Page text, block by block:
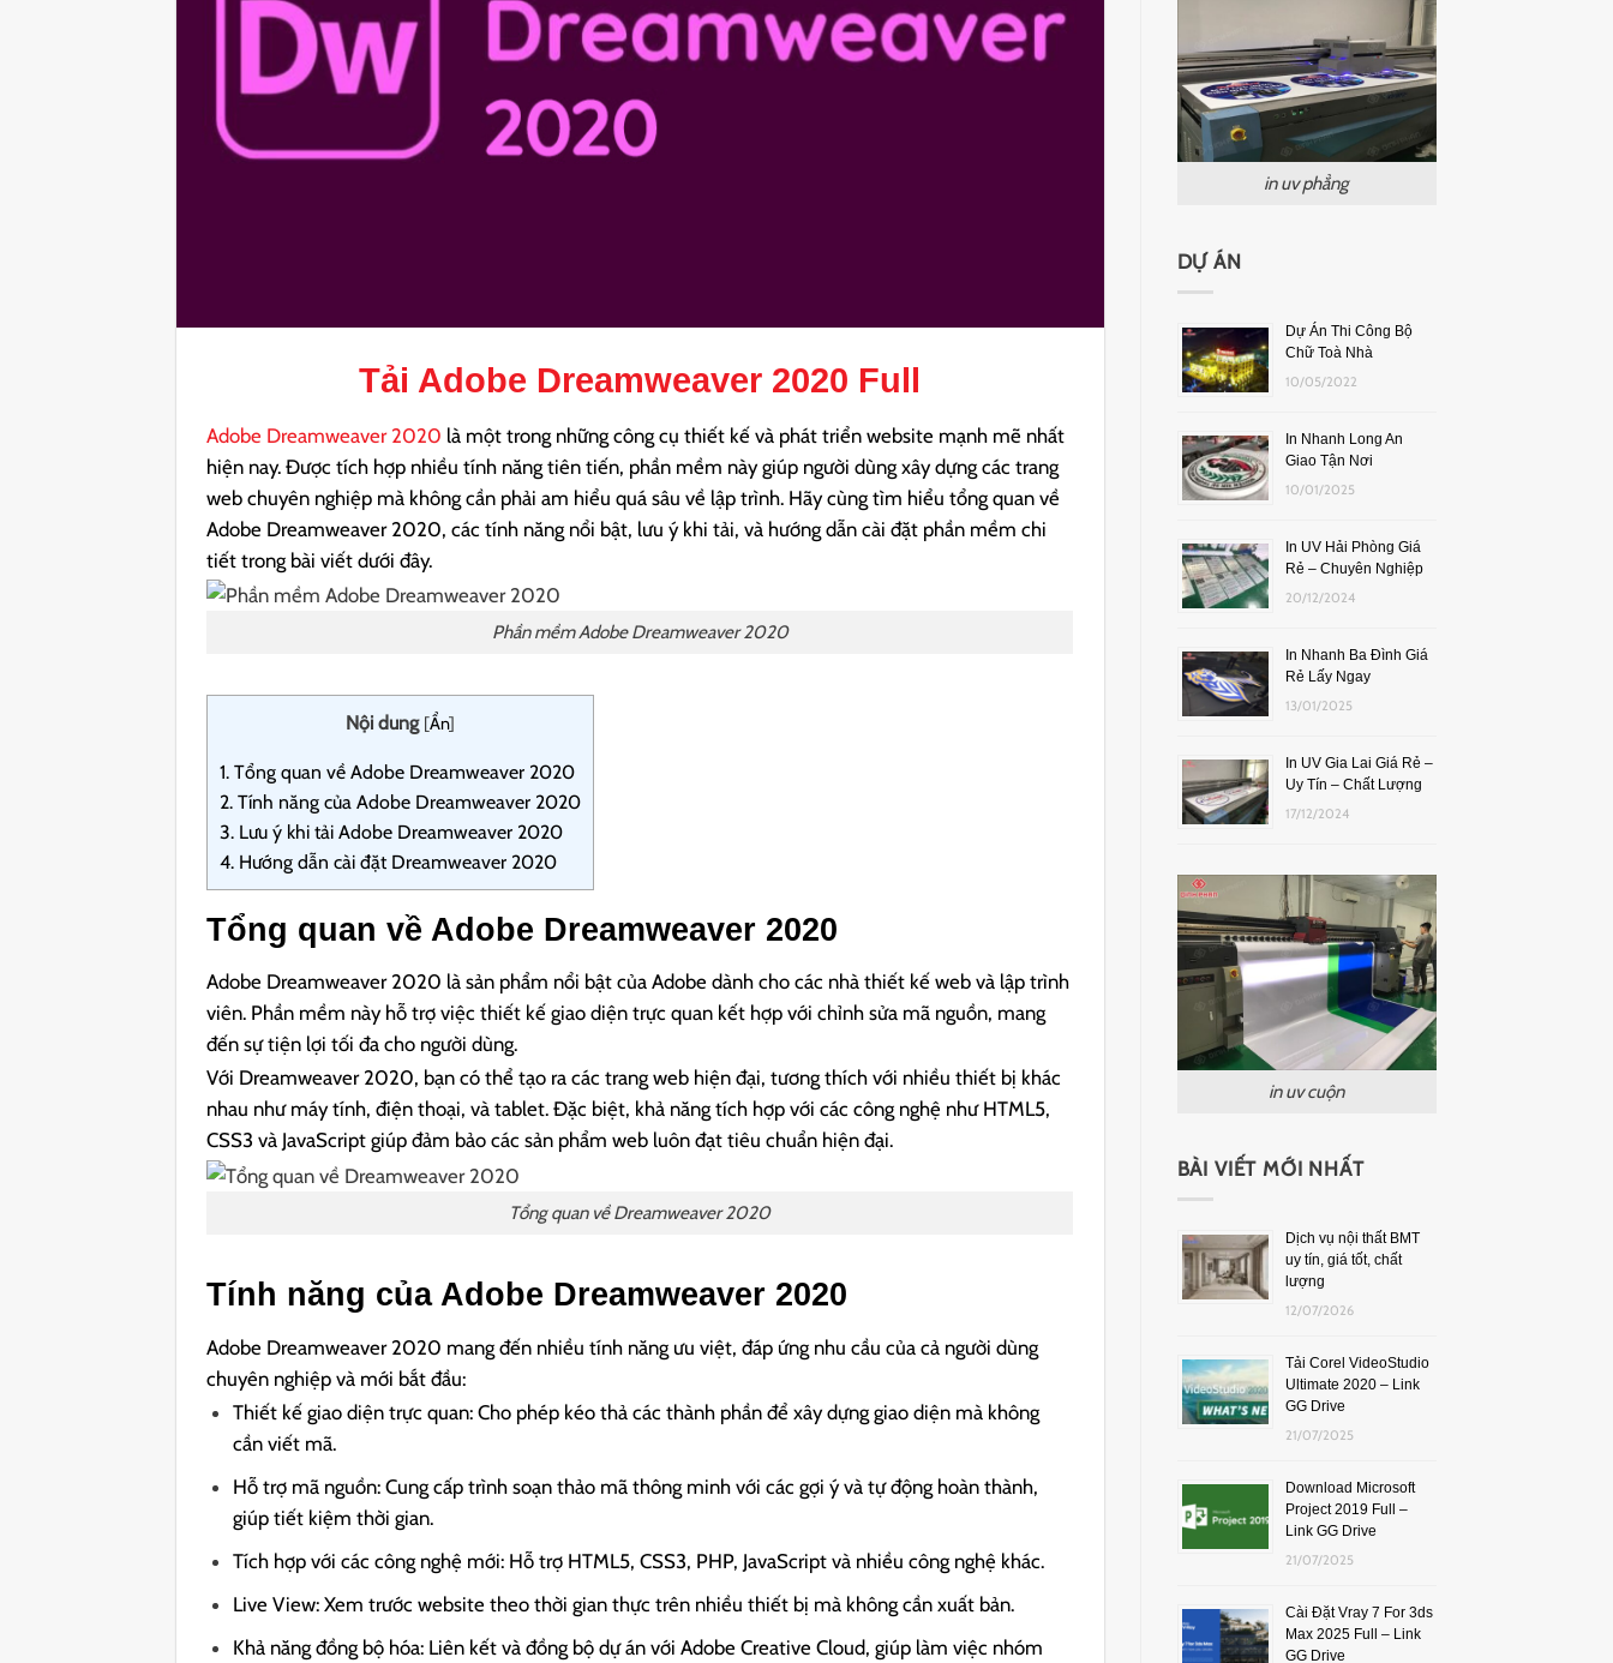
Tải Adobe Dreamweaver 2020 Full
Adobe Dreamweaver 2020 là một trong những công cụ thiết kế và phát triển website mạnh mẽ nhất
hiện nay. Được tích hợp nhiều tính năng tiên tiến, phần mềm này giúp người dùng xây dựng các trang
web chuyên nghiệp mà không cần phải am hiểu quá sâu về lập trình. Hãy cùng tìm hiểu tổng quan về
Adobe Dreamweaver 2020, các tính năng nổi bật, lưu ý khi tải, và hướng dẫn cài đặt phần mềm chi
tiết trong bài viết dưới đây.
Phần mềm Adobe Dreamweaver 2020
Nội dung [Ẩn]
1. Tổng quan về Adobe Dreamweaver 2020
2. Tính năng của Adobe Dreamweaver 2020
3. Lưu ý khi tải Adobe Dreamweaver 2020
4. Hướng dẫn cài đặt Dreamweaver 2020
Tổng quan về Adobe Dreamweaver 2020
Adobe Dreamweaver 2020 là sản phẩm nổi bật của Adobe dành cho các nhà thiết kế web và lập trình
viên. Phần mềm này hỗ trợ việc thiết kế giao diện trực quan kết hợp với chỉnh sửa mã nguồn, mang
đến sự tiện lợi tối đa cho người dùng.
Với Dreamweaver 2020, bạn có thể tạo ra các trang web hiện đại, tương thích với nhiều thiết bị khác
nhau như máy tính, điện thoại, và tablet. Đặc biệt, khả năng tích hợp với các công nghệ như HTML5,
CSS3 và JavaScript giúp đảm bảo các sản phẩm web luôn đạt tiêu chuẩn hiện đại.
Tổng quan về Dreamweaver 2020
Tính năng của Adobe Dreamweaver 2020
Adobe Dreamweaver 2020 mang đến nhiều tính năng ưu việt, đáp ứng nhu cầu của cả người dùng
chuyên nghiệp và mới bắt đầu:
Thiết kế giao diện trực quan: Cho phép kéo thả các thành phần để xây dựng giao diện mà không
cần viết mã.
Hỗ trợ mã nguồn: Cung cấp trình soạn thảo mã thông minh với các gợi ý và tự động hoàn thành,
giúp tiết kiệm thời gian.
Tích hợp với các công nghệ mới: Hỗ trợ HTML5, CSS3, PHP, JavaScript và nhiều công nghệ khác.
Live View: Xem trước website theo thời gian thực trên nhiều thiết bị mà không cần xuất bản.
Khả năng đồng bộ hóa: Liên kết và đồng bộ dự án với Adobe Creative Cloud, giúp làm việc nhóm
in uv phẳng
DỰ ÁN
Dự Án Thi Công Bộ
Chữ Toà Nhà
10/05/2022
In Nhanh Long An
Giao Tận Nơi
10/01/2025
In UV Hải Phòng Giá
Rẻ – Chuyên Nghiệp
20/12/2024
In Nhanh Ba Đình Giá
Rẻ Lấy Ngay
13/01/2025
In UV Gia Lai Giá Rẻ –
Uy Tín – Chất Lượng
17/12/2024
in uv cuộn
BÀI VIẾT MỚI NHẤT
Dịch vụ nội thất BMT
uy tín, giá tốt, chất
lượng
12/07/2026
Tải Corel VideoStudio
Ultimate 2020 – Link
GG Drive
21/07/2025
Download Microsoft
Project 2019 Full –
Link GG Drive
21/07/2025
Cài Đặt Vray 7 For 3ds
Max 2025 Full – Link
GG Drive